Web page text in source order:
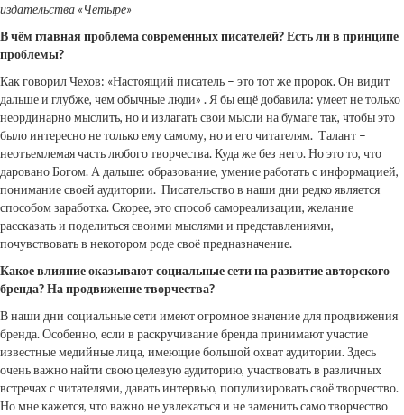
издательства «Четыре»
В чём главная проблема современных писателей? Есть ли в принципе
проблемы?
Как говорил Чехов: «Настоящий писатель – это тот же пророк. Он видит
дальше и глубже, чем обычные люди» . Я бы ещё добавила: умеет не только
неординарно мыслить, но и излагать свои мысли на бумаге так, чтобы это
было интересно не только ему самому, но и его читателям. Талант –
неотъемлемая часть любого творчества. Куда же без него. Но это то, что
даровано Богом. А дальше: образование, умение работать с информацией,
понимание своей аудитории. Писательство в наши дни редко является
способом заработка. Скорее, это способ самореализации, желание
рассказать и поделиться своими мыслями и представлениями,
почувствовать в некотором роде своё предназначение.
Какое влияние оказывают социальные сети на развитие авторского
бренда? На продвижение творчества?
В наши дни социальные сети имеют огромное значение для продвижения
бренда. Особенно, если в раскручивание бренда принимают участие
известные медийные лица, имеющие большой охват аудитории. Здесь
очень важно найти свою целевую аудиторию, участвовать в различных
встречах с читателями, давать интервью, популизировать своё творчество.
Но мне кажется, что важно не увлекаться и не заменить само творчество